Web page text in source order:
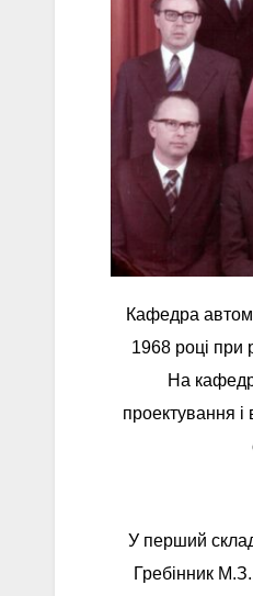
Кафедра
1968 році при
На
проектування і
У перший
Гребінник